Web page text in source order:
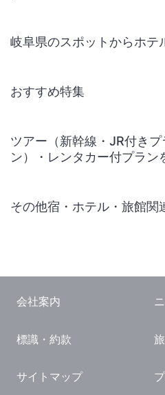
岐阜県のスポットからホテ
おすすめ特集
ツアー（新幹線・JR付き
ン）・レンタカー付プラン
その他宿・ホテル・旅館関
国内観光ガイド
旅行・観光情報
会社案内
標識・約款
サイトマップ